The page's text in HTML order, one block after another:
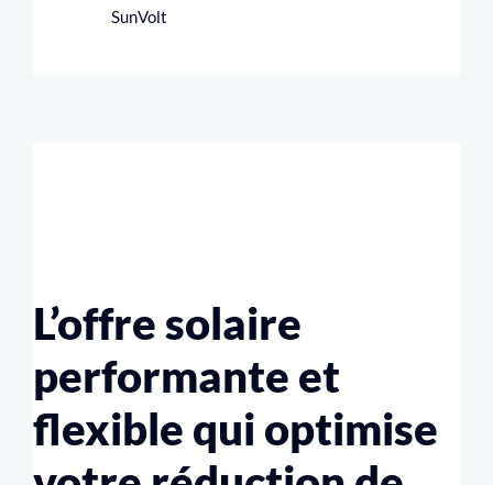
SunVolt
L’offre solaire
performante et
flexible qui optimise